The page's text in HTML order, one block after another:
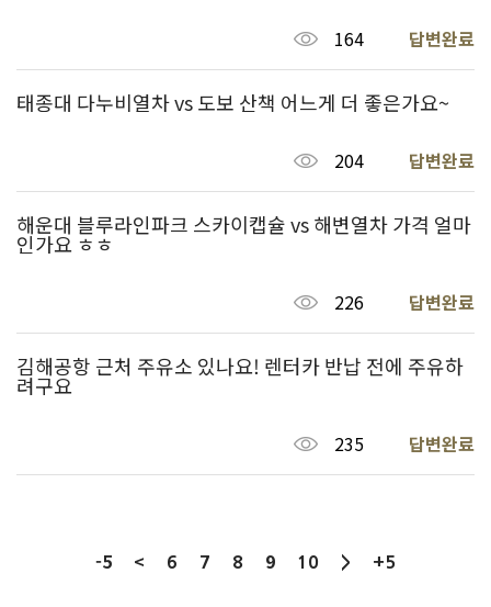
164 답변완료
태종대 다누비열차 vs 도보 산책 어느게 더 좋은가요~
204 답변완료
해운대 블루라인파크 스카이캡슐 vs 해변열차 가격 얼마
인가요 ㅎㅎ
226 답변완료
김해공항 근처 주유소 있나요! 렌터카 반납 전에 주유하
려구요
235 답변완료
-5 < 6 7 8 9 10 > +5